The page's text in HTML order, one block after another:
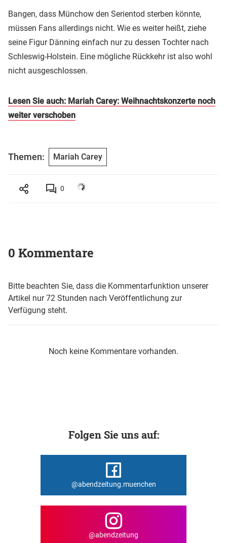
Bangen, dass Münchow den Serientod sterben könnte,
müssen Fans allerdings nicht. Wie es weiter heißt, ziehe
seine Figur Dänning einfach nur zu dessen Tochter nach
Schleswig-Holstein. Eine mögliche Rückkehr ist also wohl
nicht ausgeschlossen.
Lesen Sie auch: Mariah Carey: Weihnachtskonzerte noch
weiter verschoben
Themen: Mariah Carey
0
0 Kommentare
Bitte beachten Sie, dass die Kommentarfunktion unserer
Artikel nur 72 Stunden nach Veröffentlichung zur
Verfügung steht.
Noch keine Kommentare vorhanden.
Folgen Sie uns auf:
@abendzeitung.muenchen
@abendzeitung